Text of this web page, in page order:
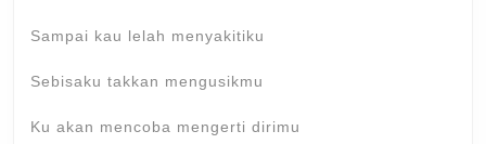
Sampai kau lelah menyakitiku
Sebisaku takkan mengusikmu
Ku akan mencoba mengerti dirimu